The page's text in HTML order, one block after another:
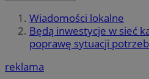
Wiadomości lokalne
Będą inwestycje w sieć
poprawę sytuacji
reklama